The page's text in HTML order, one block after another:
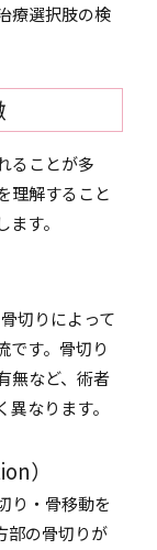
療選択肢の検
ることが多
理解すること
す。
切りによって
です。骨切り
無など、術者
なります。
）
り・骨移動を
部の骨切りが